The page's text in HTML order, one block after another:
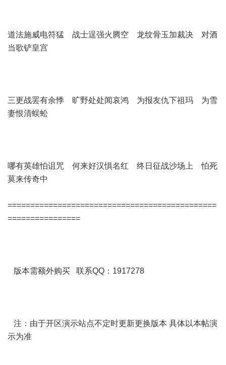
道法施威电符猛 战士逞强火腾空 龙纹骨玉加裁决 对酒
当歌铲皇宫
三更战罢有余悸 旷野处处闻哀鸿 为报友仇下祖玛 为雪
妻恨清蜈蚣
哪有英雄怕诅咒 何来好汉惧名红 终日征战沙场上 怕死
莫来传奇中
==============================================
================
版本需额外购买 联系QQ：1917278
注：由于开区演示站点不定时更新更换版本 具体以本帖演
示为准